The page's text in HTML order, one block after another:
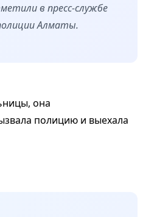
в пресс-службе
Алматы.
она
полицию и выехала